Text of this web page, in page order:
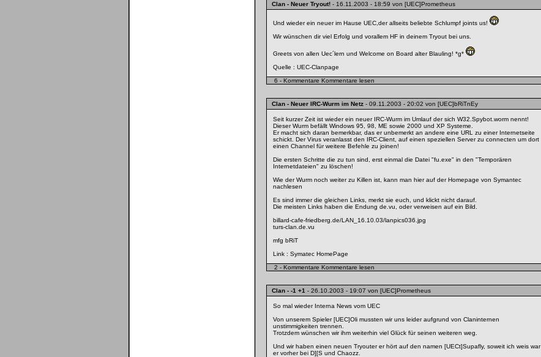
Clan - Neuer Tryout! - 16.11.2003 - 18:59 von [UEC]Prometheus
Und wieder ein neuer im Hause UEC,der allseits beliebte Schlumpf joints us!
Wir wünschen dir viel Erfolg und vorallem HF in deinem Tryout bei uns.
Greets von allen Uec´lern und Welcome on Board alter Blauling! *g*
Quelle : UEC-Clanpage
6 - Kommentare Kommentare lesen
Clan - Neuer IRC-Wurm im Netz - 09.11.2003 - 20:02 von [UEC]bRiTnEy
Seit kurzer Zeit ist wieder ein neuer IRC-Wurm im Umlauf der sich W32.Spybot.worm nennt!
Dieser Wurm befällt Windows 95, 98, ME sowie 2000 und XP Systeme.
Er macht sich daran bemerkbar, das er unbemerkt an andere eine URL zu einer Internetseite
schickt. Der Virus veranlasst den IRC-Client, auf einen speziellen Server zu connecten um dort
einen Channel für weitere Befehle zu joinen!
Die ersten Schritte die zu tun sind, erst einmal die Datei "fu.exe" in den "Temporären
Internetdateien" zu löschen!
Wie der Wurm noch weiter zu Killen ist, kann man hier auf der Homepage von Symantec
nachlesen
Es sind immer die gleichen Links, merkt sie euch, und klickt nicht darauf.
Die meisten Links haben die Endung de.vu, oder verweisen auf ein Bild.
billard-cafe-friedberg.de/LAN_16.10.03/lanpics036.jpg
turs-clan.de.vu
mfg bRiT
Link : Symatec HomePage
2 - Kommentare Kommentare lesen
Clan - -1 +1 - 26.10.2003 - 19:07 von [UEC]Prometheus
So mal wieder Interna News vom UEC
Von unserem Spieler [UEC]Oli mussten wir uns leider aufgrund von Claninternen
unstimmigkeiten trennen.
Trotzdem wünschen wir ihm weiterhin viel Glück für seinen weiteren weg.
Und wir haben einen neuen Tryouter er hört auf den namen [UECt]Supafly, soweit ich weis war
er vorher bei D][S und Chaozz.